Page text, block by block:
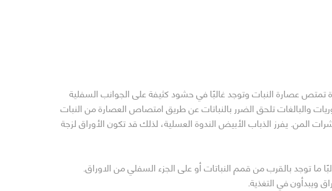
تمتص عصارة النبات وتوجد غالبًا في حشود كثيفة على الجوانب السفلية
والبالغات تلحق الضرر بالنباتات عن طريق امتصاص العصارة من النبات
يفرز الذباب الأبيض الندوة العسلية، لذلك قد تكون الأوراق لزجة
وغالبًا ما توجد بالقرب من قمم النباتات أو على الجزء السفلي من الاوراق.
ويبدأون في التغذية.